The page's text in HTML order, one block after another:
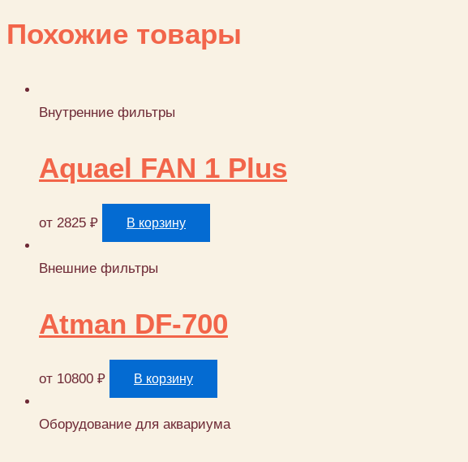
Похожие товары
Внутренние фильтры
Aquael FAN 1 Plus
от 2825 ₽ В корзину
Внешние фильтры
Atman DF-700
от 10800 ₽ В корзину
Оборудование для аквариума